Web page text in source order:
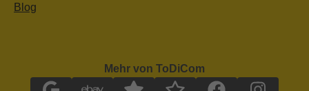
Blog
Mehr von ToDiCom